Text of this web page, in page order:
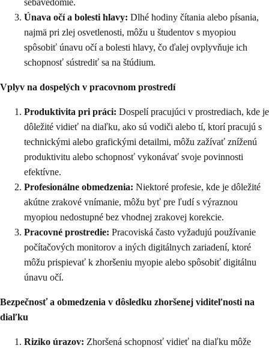
sebavedomie.
Únava očí a bolesti hlavy: Dlhé hodiny čítania alebo písania,
najmä pri zlej osvetlenosti, môžu u študentov s myopiou
spôsobiť únavu očí a bolesti hlavy, čo ďalej ovplyvňuje ich
schopnosť sústrediť sa na štúdium.
Vplyv na dospelých v pracovnom prostredí
Produktivita pri práci: Dospelí pracujúci v prostrediach, kde je
dôležité vidieť na diaľku, ako sú vodiči alebo tí, ktorí pracujú s
technickými alebo grafickými detailmi, môžu zažívať zníženú
produktivitu alebo schopnosť vykonávať svoje povinnosti
efektívne.
Profesionálne obmedzenia: Niektoré profesie, kde je dôležité
akútne zrakové vnímanie, môžu byť pre ľudí s výraznou
myopiou nedostupné bez vhodnej zrakovej korekcie.
Pracovné prostredie: Pracoviská často vyžadujú používanie
počítačových monitorov a iných digitálnych zariadení, ktoré
môžu prispievať k zhoršeniu myopie alebo spôsobiť digitálnu
únavu očí.
Bezpečnosť a obmedzenia v dôsledku zhoršenej viditeľnosti na
diaľku
Riziko úrazov: Zhoršená schopnosť vidieť na diaľku môže